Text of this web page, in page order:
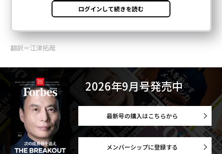
翻訳＝江津拓哉
2026年9月号発売中
最新号の購入はこちらから
メンバーシップに登録する